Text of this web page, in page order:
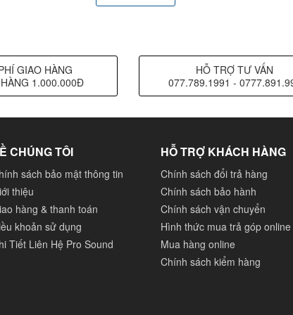
đầu dò giữa thấp cho phép các trung tâm âm thanh
DSP sau đó được thực hiện mà hầu như loại bỏ giữa
cao tần số của các chế độ hình nón xuyên tâm
GIAO HÀNG
1.000.000Đ
HỖ TRỢ TƯ VẤN
077.789.1991 -
CHÚNG TÔI
sách bảo mật thông tin
thiệu
hàng & thanh toán
khoản sử dụng
Tiết Liên Hệ Pro Sound
HỖ TRỢ KHÁCH HÀNG
Chính sách đổi trả hàng
Chính sách bảo hành
Chính sách vận chuyển
Hình thức mua trả góp online
Mua hàng online
Chính sách kiểm hàng